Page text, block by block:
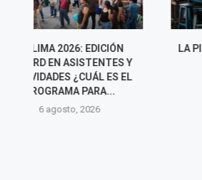
LA PINTURA DE LA PINTURA
6 agosto, 2026